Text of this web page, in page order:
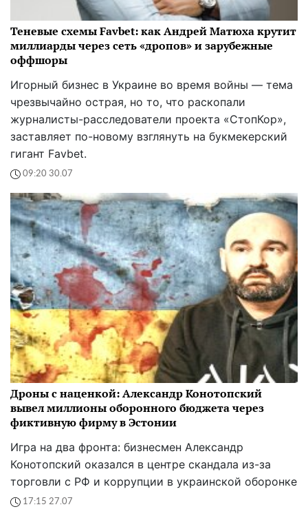
Теневые схемы Favbet: как Андрей Матюха крутит
миллиарды через сеть «дропов» и зарубежные
оффшоры
Игорный бизнес в Украине во время войны — тема
чрезвычайно острая, но то, что раскопали
журналисты-расследователи проекта «СтопКор»,
заставляет по-новому взглянуть на букмекерский
гигант Favbet.
09:20 30.07
Дроны с наценкой: Александр Конотопский
вывел миллионы оборонного бюджета через
фиктивную фирму в Эстонии
Игра на два фронта: бизнесмен Александр
Конотопский оказался в центре скандала из-за
торговли с РФ и коррупции в украинской оборонке
17:15 27.07